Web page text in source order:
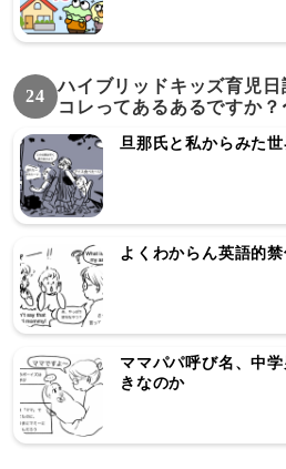
24
ハイブリッドキッズ育児日
コレってあるあるですか？
旦那氏と私からみた
よくわからん英語的
ママパパ呼び名、中
きなのか